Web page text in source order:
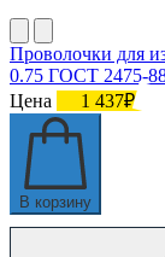
Проволочки для
0.75 ГОСТ 2475-
Цена
1 437₽
В корзину